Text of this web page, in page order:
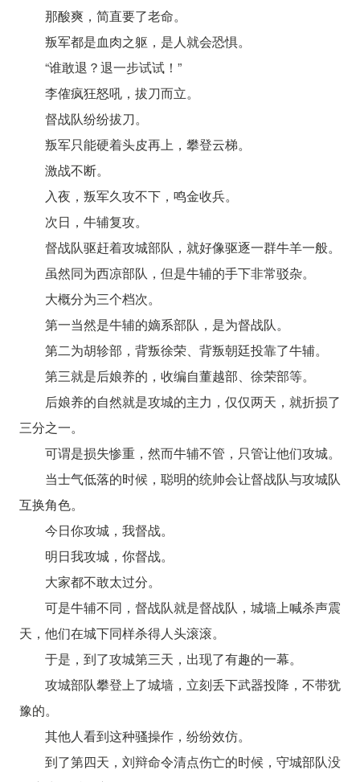
那酸爽，简直要了老命。
叛军都是血肉之躯，是人就会恐惧。
“谁敢退？退一步试试！”
李傕疯狂怒吼，拔刀而立。
督战队纷纷拔刀。
叛军只能硬着头皮再上，攀登云梯。
激战不断。
入夜，叛军久攻不下，鸣金收兵。
次日，牛辅复攻。
督战队驱赶着攻城部队，就好像驱逐一群牛羊一般。
虽然同为西凉部队，但是牛辅的手下非常驳杂。
大概分为三个档次。
第一当然是牛辅的嫡系部队，是为督战队。
第二为胡轸部，背叛徐荣、背叛朝廷投靠了牛辅。
第三就是后娘养的，收编自董越部、徐荣部等。
后娘养的自然就是攻城的主力，仅仅两天，就折损了
三分之一。
可谓是损失惨重，然而牛辅不管，只管让他们攻城。
当士气低落的时候，聪明的统帅会让督战队与攻城队
互换角色。
今日你攻城，我督战。
明日我攻城，你督战。
大家都不敢太过分。
可是牛辅不同，督战队就是督战队，城墙上喊杀声震
天，他们在城下同样杀得人头滚滚。
于是，到了攻城第三天，出现了有趣的一幕。
攻城部队攀登上了城墙，立刻丢下武器投降，不带犹
豫的。
其他人看到这种骚操作，纷纷效仿。
到了第四天，刘辩命令清点伤亡的时候，守城部队没